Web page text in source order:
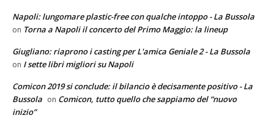
Napoli: lungomare plastic-free con qualche intoppo - La Bussola
on Torna a Napoli il concerto del Primo Maggio: la lineup
Giugliano: riaprono i casting per L'amica Geniale 2 - La Bussola
on I sette libri migliori su Napoli
Comicon 2019 si conclude: il bilancio è decisamente positivo - La
Bussola on Comicon, tutto quello che sappiamo del “nuovo
inizio”